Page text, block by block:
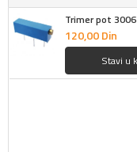
Trimer pot
120,00Din
Stavi u